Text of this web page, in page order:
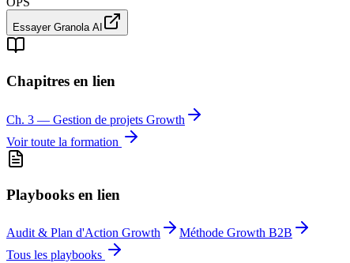
Essayer Granola AI
Chapitres en lien
Ch. 3 — Gestion de projets Growth
Voir toute la formation
Playbooks en lien
Audit & Plan d'Action Growth
Méthode Growth B2B
Tous les playbooks